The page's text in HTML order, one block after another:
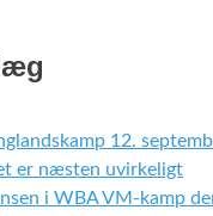
12.
er næsten uvirkeligt
i WBA VM-kamp